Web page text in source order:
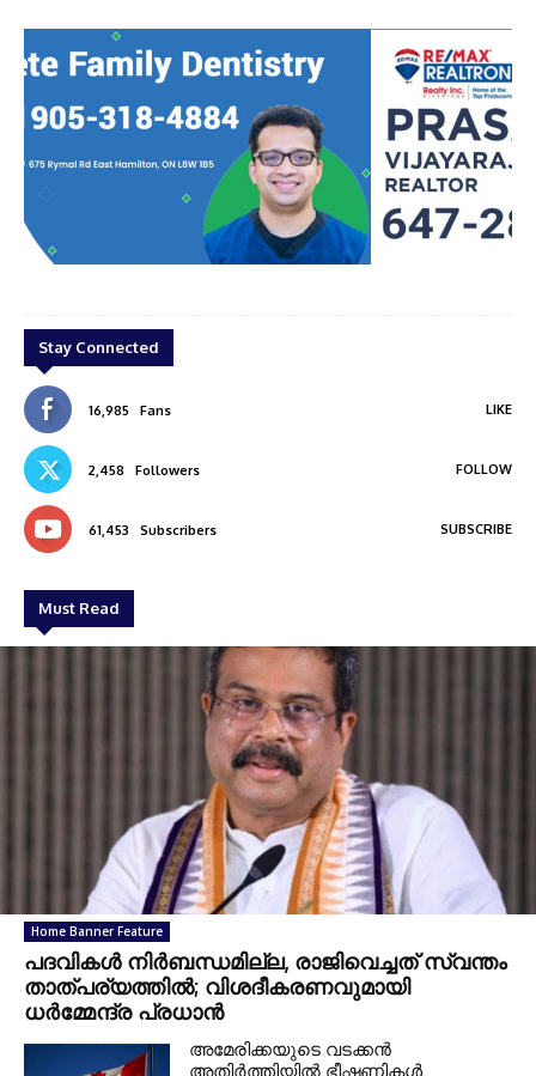
Stay Connected
16,985 Fans LIKE
2,458 Followers FOLLOW
61,453 Subscribers SUBSCRIBE
Must Read
Home Banner Feature
പദവികൾ നിർബന്ധമില്ല, രാജിവെച്ചത് സ്വന്തം
താത്പര്യത്തിൽ; വിശദീകരണവുമായി
ധര്‍മ്മേന്ദ്ര പ്രധാൻ
അമേരിക്കയുടെ വടക്കൻ
അതിർത്തിയിൽ ഭീഷണികൾ